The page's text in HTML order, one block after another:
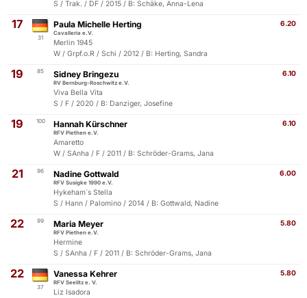
S / Trak. / DF / 2015 / B: Schäke, Anna-Lena
17
31
6.20
Paula Michelle Herting
Cavalleria e.V.
Merlin 1945
W / Grpf.o.R / Schi / 2012 / B: Herting, Sandra
19 85 6.10
Sidney Bringezu
RV Bernburg-Roschwitz e.V.
Viva Bella Vita
S / F / 2020 / B: Danziger, Josefine
19 100 6.10
Hannah Kürschner
RFV Piethen e.V.
Amaretto
W / SAnha / F / 2011 / B: Schröder-Grams, Jana
21 96 6.00
Nadine Gottwald
RFV Susigke 1990 e.V.
Hykeham´s Stella
S / Hann / Palomino / 2014 / B: Gottwald, Nadine
22 99 5.80
Maria Meyer
RFV Piethen e.V.
Hermine
S / SAnha / F / 2011 / B: Schröder-Grams, Jana
22
37
5.80
Vanessa Kehrer
RFV Seelitz e. V.
Liz Isadora